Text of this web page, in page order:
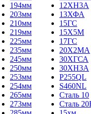
194мм
203мм
210мм
219мм
225мм
235мм
245мм
250мм
253мм
254мм
265мм
273мм
12ХН3А
13ХФА
15ГС
15Х5М
17ГС
20Х2МА
30ХГСА
30ХН3А
P255QL
S460NL
Сталь 10
Сталь